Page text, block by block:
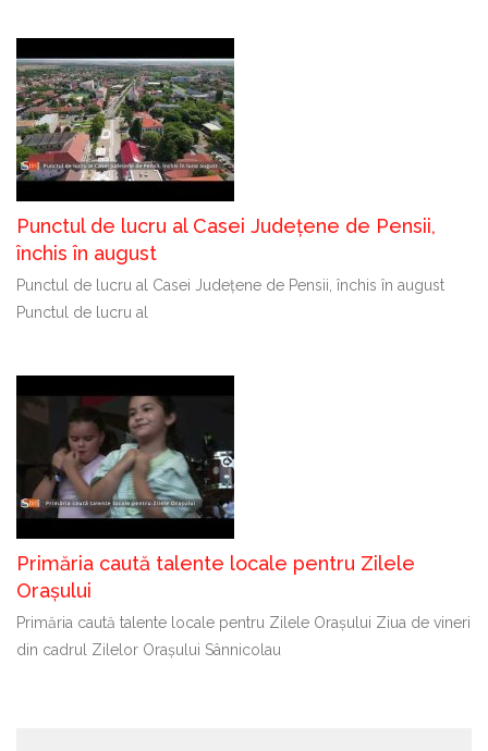
Punctul de lucru al Casei Județene de Pensii,
închis în august
Punctul de lucru al Casei Județene de Pensii, închis în august
Punctul de lucru al
Primăria caută talente locale pentru Zilele
Orașului
Primăria caută talente locale pentru Zilele Orașului Ziua de vineri
din cadrul Zilelor Orașului Sânnicolau